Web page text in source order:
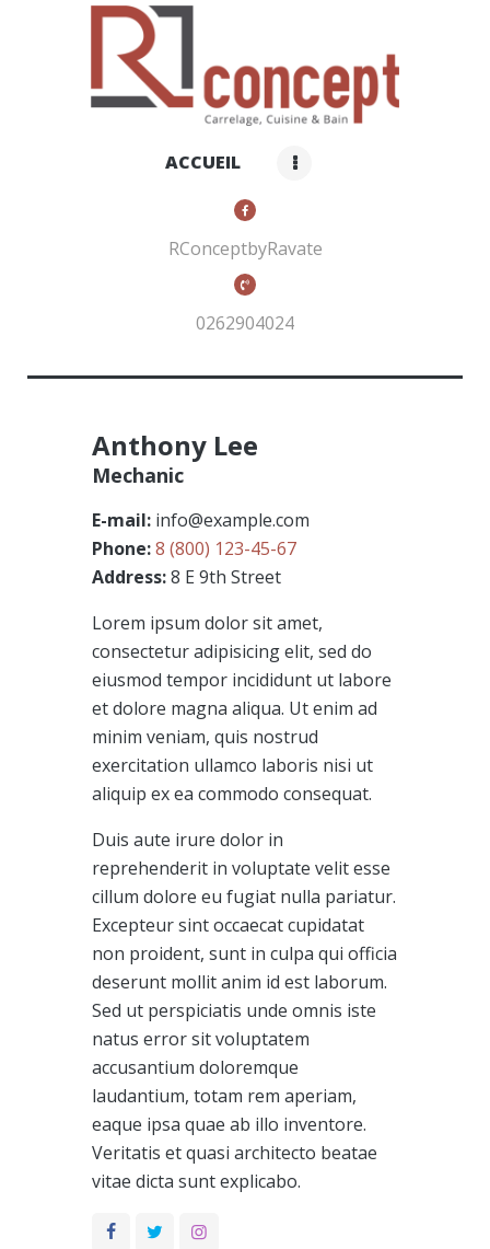
ACCUEIL
RConceptbyRavate
0262904024
RCONCEPT BY RAVATE
Carrelage, cuisines et bain
ACCUEIL
QUI SOMMES-NOUS ?
Anthony Lee
Mechanic
E-mail: info@example.com
Phone:8 (800) 123-45-67
Address:8 E 9th Street
Lorem ipsum dolor sit amet,
consectetur adipisicing elit, sed do
eiusmod tempor incididunt ut labore
et dolore magna aliqua. Ut enim ad
minim veniam, quis nostrud
exercitation ullamco laboris nisi ut
aliquip ex ea commodo consequat.
Duis aute irure dolor in
reprehenderit in voluptate velit esse
cillum dolore eu fugiat nulla pariatur.
Excepteur sint occaecat cupidatat
non proident, sunt in culpa qui officia
deserunt mollit anim id est laborum.
Sed ut perspiciatis unde omnis iste
natus error sit voluptatem
accusantium doloremque
laudantium, totam rem aperiam,
eaque ipsa quae ab illo inventore.
Veritatis et quasi architecto beatae
vitae dicta sunt explicabo.